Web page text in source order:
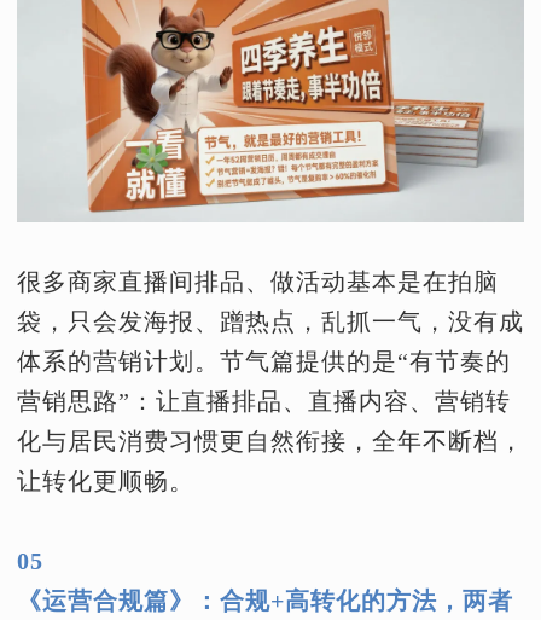
很多商家直播间排品、做活动基本是在拍脑
袋，只会发海报、蹭热点，乱抓一气，没有成
体系的营销计划。节气篇提供的是“有节奏的
营销思路”：让直播排品、直播内容、营销转
化与居民消费习惯更自然衔接，全年不断档，
让转化更顺畅。
05
《运营合规篇》：合规+高转化的方法，两者